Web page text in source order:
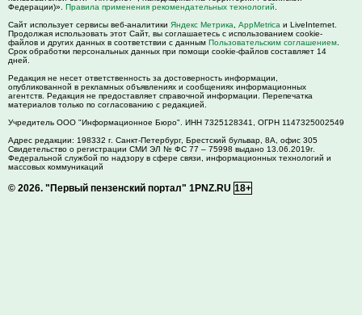
Федерации)». Правила применения рекомендательных технологий
Сайт использует сервисы веб-аналитики Яндекс Метрика AppMetrica и LiveInternet.
Продолжая использовать этот Сайт, вы соглашаетесь с использованием cookie-
файлов и других данных в соответствии с данным Пользовательским соглашением
Срок обработки персональных данных при помощи cookie-файлов составляет 14
дней.
Редакция не несет ответственность за достоверность информации,
опубликованной в рекламных объявлениях и сообщениях информационных
агентств. Редакция не предоставляет справочной информации. Перепечатка
материалов только по согласованию с редакцией.
Учредитель ООО "Информационное Бюро". ИНН 7325128341, ОГРН 1147325002549
Адрес редакции: 198332 г. Санкт-Петербург, Брестский бульвар, 8А, офис 305
Свидетельство о регистрации СМИ ЭЛ № ФС 77 – 75998 выдано 13.06.2019г.
Федеральной службой по надзору в сфере связи, информационных технологий и
массовых коммуникаций
© 2026. "Первый пензенский портал" 1PNZ.RU 18+